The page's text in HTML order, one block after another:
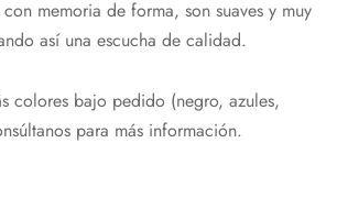
memoria de forma, son suaves y muy
así una escucha de calidad.
colores bajo pedido (negro, azules,
para más información.